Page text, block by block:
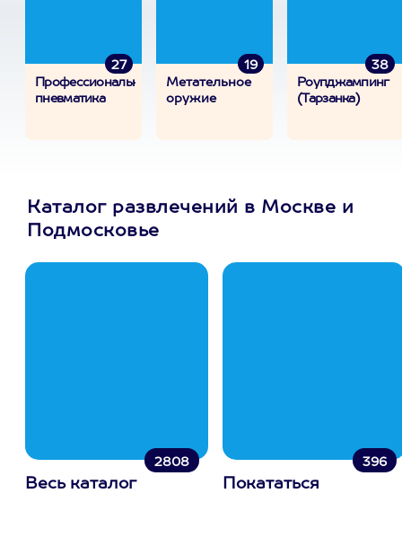
27
Профессиональная
пневматика
19
Метательное
оружие
38
Роупджампинг
(Тарзанка)
Каталог развлечений в Москве и
Подмосковье
2808
Весь каталог
396
Покататься